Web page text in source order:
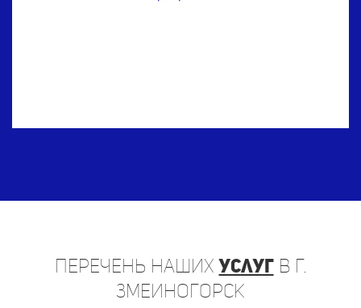
Перечень нашихуслугв г.
Змеиногорск